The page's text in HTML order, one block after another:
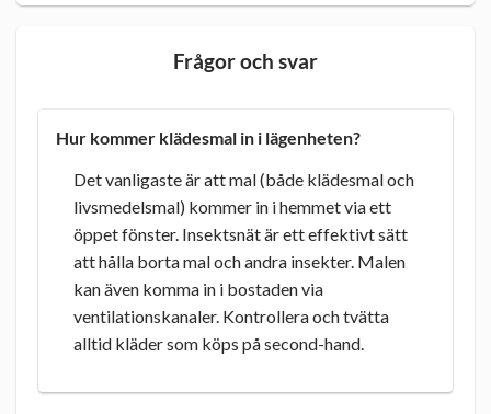
Frågor och svar
Hur kommer klädesmal in i lägenheten?
Det vanligaste är att mal (både klädesmal och
livsmedelsmal) kommer in i hemmet via ett
öppet fönster. Insektsnät är ett effektivt sätt
att hålla borta mal och andra insekter. Malen
kan även komma in i bostaden via
ventilationskanaler. Kontrollera och tvätta
alltid kläder som köps på second-hand.